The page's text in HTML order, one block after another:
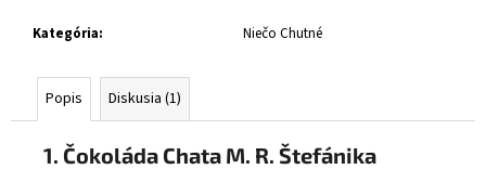
Kategória: Niečo Chutné
Popis Diskusia (1)
1. Čokoláda Chata M. R. Štefánika